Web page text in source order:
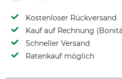
Kostenloser Rückversand
Kauf auf Rechnung
Schneller Versand
Ratenkauf möglich